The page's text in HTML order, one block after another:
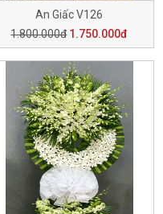
An Giấc V126
1.800.000đ 1.750.000đ